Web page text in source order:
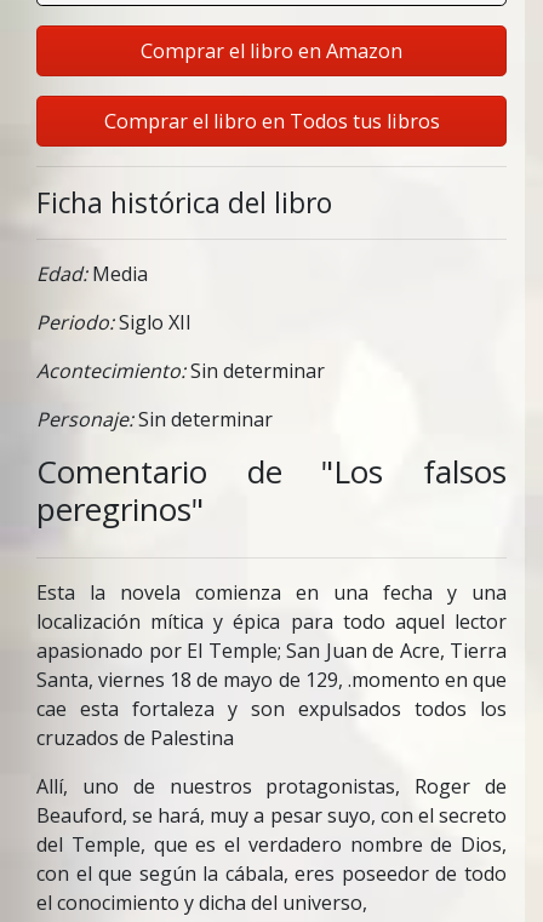
Comprar el libro en Amazon
Comprar el libro en Todos tus libros
Ficha histórica del libro
Edad:Media
Periodo:Siglo XII
Acontecimiento:Sin determinar
Personaje:Sin determinar
Comentario de "Los falsos
peregrinos"
Esta la novela comienza en una fecha y una
localización mítica y épica para todo aquel lector
apasionado por El Temple; San Juan de Acre, Tierra
Santa, viernes 18 de mayo de 129, .momento en que
cae esta fortaleza y son expulsados todos los
cruzados de Palestina
Allí, uno de nuestros protagonistas, Roger de
Beauford, se hará, muy a pesar suyo, con el secreto
del Temple, que es el verdadero nombre de Dios,
con el que según la cábala, eres poseedor de todo
el conocimiento y dicha del universo,